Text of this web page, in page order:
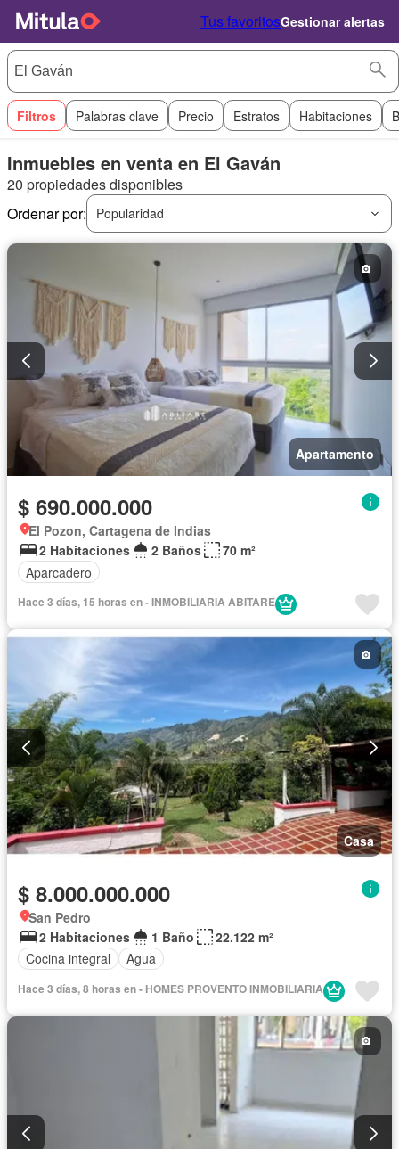
Tus favoritosGestionar alertas
Filtros Palabras clave Precio Estratos Habitaciones
Inmuebles en venta en El Gaván
20 propiedades disponibles
Ordenar por:
Popularidad
Apartamento
$ 690.000.000
El Pozon, Cartagena de Indias
2 Habitaciones
2 Baños
70 m²
Aparcadero
Hace 3 días, 15 horas en - INMOBILIARIA ABITARE
Casa
$ 8.000.000.000
San Pedro
2 Habitaciones
1 Baño
22.122 m²
Cocina integral
Agua
Hace 3 días, 8 horas en - HOMES PROVENTO INMOBILIARIA